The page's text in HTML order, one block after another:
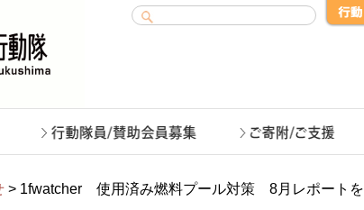
> 1fwatcher 使用済み燃料プール対策 8月レポートを